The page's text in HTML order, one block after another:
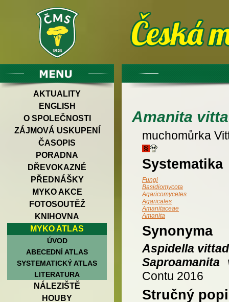
AKTUALITY
ENGLISH
O SPOLEČNOSTI
ZÁJMOVÁ USKUPENÍ
ČASOPIS
PORADNA
DŘEVOKAZNÉ
PŘEDNÁŠKY
MYKO AKCE
FOTOSOUTĚŽ
KNIHOVNA
MYKO ATLAS
ÚVOD
ABECEDNÍ ATLAS
SYSTEMATICKÝ ATLAS
LITERATURA
NÁLEZIŠTĚ
HOUBY
Amanita
muchomůrka
Systematika
Fungi
Basidiomycota
Agaricomycetes
Agaricales
Amanitaceae
Amanita
Synonyma
Aspidella
Saproamanita
Contu 2016
Stručný